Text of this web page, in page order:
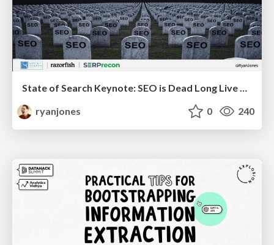
State of Search Keynote: SEO is Dead Long Live SEO
ryanjones
0 240